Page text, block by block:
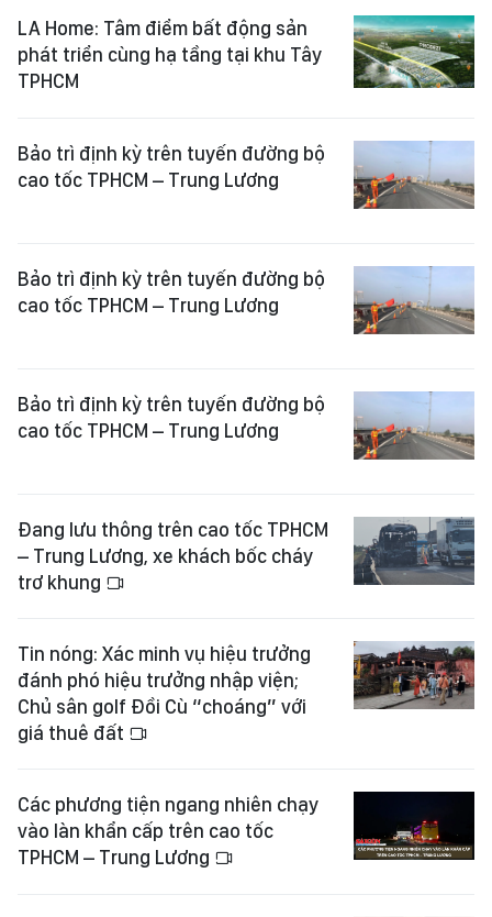
LA Home: Tâm điểm bất động sản
phát triển cùng hạ tầng tại khu Tây
TPHCM
Bảo trì định kỳ trên tuyến đường bộ
cao tốc TPHCM – Trung Lương
Bảo trì định kỳ trên tuyến đường bộ
cao tốc TPHCM – Trung Lương
Bảo trì định kỳ trên tuyến đường bộ
cao tốc TPHCM – Trung Lương
Đang lưu thông trên cao tốc TPHCM
– Trung Lương, xe khách bốc cháy
trơ khung
Tin nóng: Xác minh vụ hiệu trưởng
đánh phó hiệu trưởng nhập viện;
Chủ sân golf Đồi Cù “choáng” với
giá thuê đất
Các phương tiện ngang nhiên chạy
vào làn khẩn cấp trên cao tốc
TPHCM – Trung Lương